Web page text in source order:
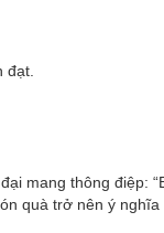
đạt.
mang thông điệp:
quà trở nên ý nghĩa